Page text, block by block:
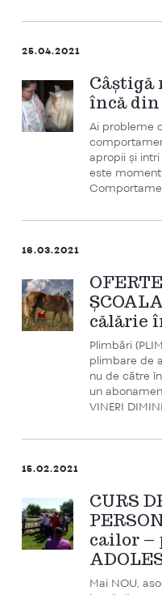
25.04.2021
Câștigă
încă
Ai probleme
apropii și
este
16.03.2021
călărie
Plimbări
plimbare de
nu de către
un
VINERI
15.02.2021
CURS
cailor –
Mai NOU,